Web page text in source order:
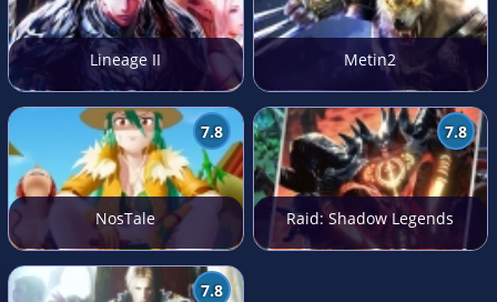
Lineage II Metin2
7.8
NosTale
7.8
Raid: Shadow Legends
7.8